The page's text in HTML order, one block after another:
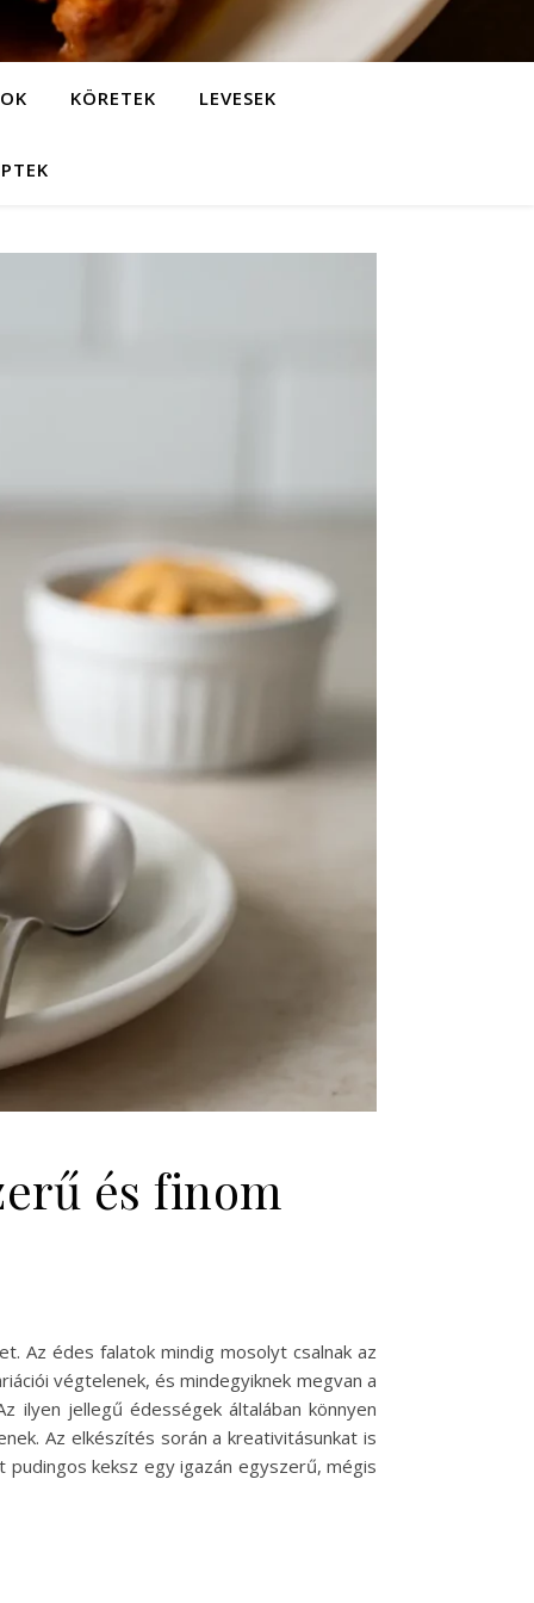
KÖRETEK LEVESEK
és finom
Az édes falatok mindig mosolyt csalnak az
végtelenek, és mindegyiknek megvan a
ilyen jellegű édességek általában könnyen
Az elkészítés során a kreativitásunkat is
pudingos keksz egy igazán egyszerű, mégis